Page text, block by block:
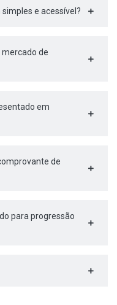
e acessível?
mercado de
em
de
para progressão